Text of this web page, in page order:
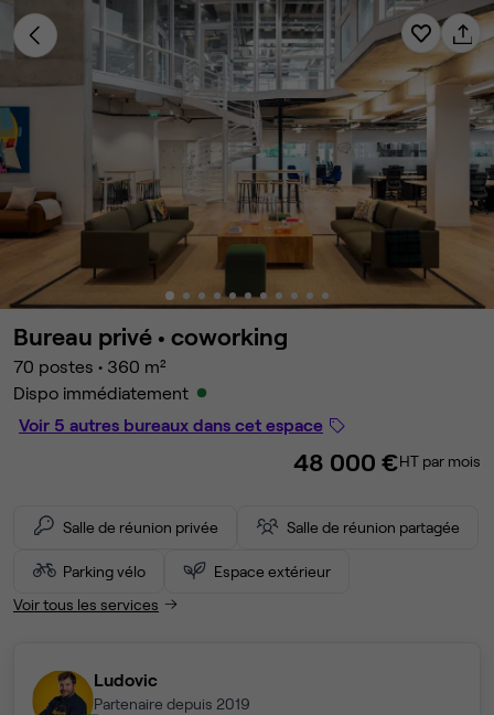
Bureau privé • coworking
70 postes • 360 m²
Dispo immédiatement
Voir 5 autres bureaux dans cet espace
48 000 €HT par mois
Salle de réunion privée Salle de réunion partagée
Parking vélo
Espace extérieur
Voir tous les services
Ludovic
Partenaire depuis 2019